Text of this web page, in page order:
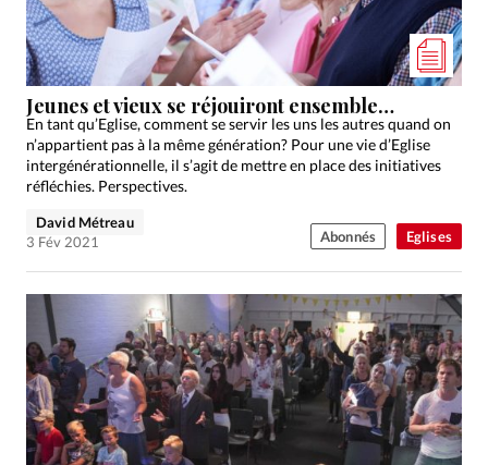
Eglises
Jeunes et vieux se réjouiront ensemble…
En tant qu’Eglise, comment se servir les uns les autres quand on
n’appartient pas à la même génération? Pour une vie d’Eglise
intergénérationnelle, il s’agit de mettre en place des initiatives
réfléchies. Perspectives.
David Métreau
3 Fév 2021
Abonnés